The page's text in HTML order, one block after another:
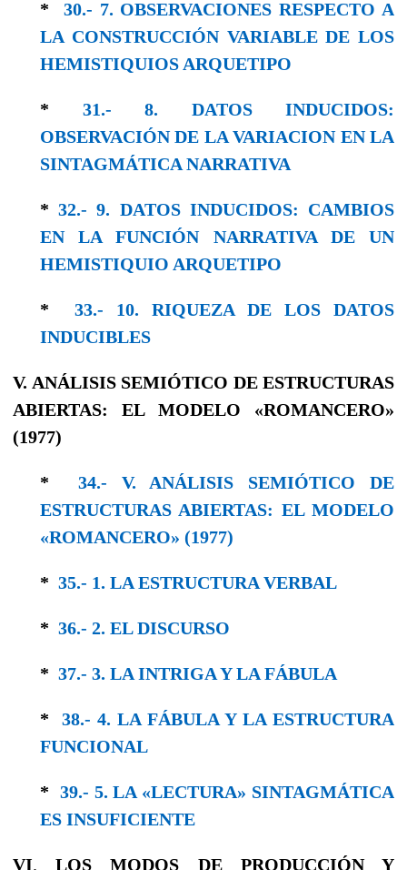
* 30.- 7. OBSERVACIONES RESPECTO A
LA CONSTRUCCIÓN VARIABLE DE LOS
HEMISTIQUIOS ARQUETIPO
* 31.- 8. DATOS INDUCIDOS:
OBSERVACIÓN DE LA VARIACION EN LA
SINTAGMÁTICA NARRATIVA
*32.- 9. DATOS INDUCIDOS: CAMBIOS
EN LA FUNCIÓN NARRATIVA DE UN
HEMISTIQUIO ARQUETIPO
* 33.- 10. RIQUEZA DE LOS DATOS
INDUCIBLES
V. ANÁLISIS SEMIÓTICO DE ESTRUCTURAS
ABIERTAS: EL MODELO «ROMANCERO»
(1977)
* 34.- V. ANÁLISIS SEMIÓTICO DE
ESTRUCTURAS ABIERTAS: EL MODELO
«ROMANCERO» (1977)
* 35.- 1. LA ESTRUCTURA VERBAL
* 36.- 2. EL DISCURSO
* 37.- 3. LA INTRIGA Y LA FÁBULA
* 38.- 4. LA FÁBULA Y LA ESTRUCTURA
FUNCIONAL
* 39.- 5. LA «LECTURA» SINTAGMÁTICA
ES INSUFICIENTE
VI.LOS MODOS DE PRODUCCIÓN Y